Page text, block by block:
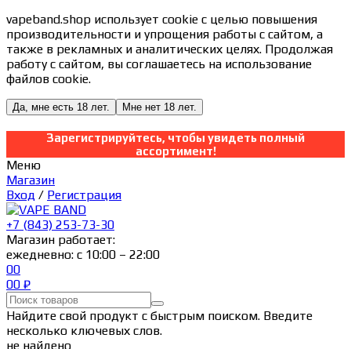
vapeband.shop использует cookie c целью повышения
производительности и упрощения работы с сайтом, а
также в рекламных и аналитических целях. Продолжая
работу с сайтом, вы соглашаетесь на использование
файлов cookie.
Да, мне есть 18 лет. Мне нет 18 лет.
Зарегистрируйтесь, чтобы увидеть полный
ассортимент!
Меню
Магазин
Вход / Регистрация
+7 (843) 253-73-30
Магазин работает:
ежедневно: с 10:00 – 22:00
00
00 ₽
Найдите свой продукт с быстрым поиском. Введите
несколько ключевых слов.
не найдено